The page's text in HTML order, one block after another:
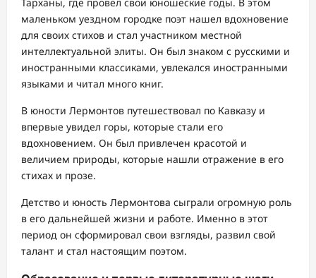
маленьком уездном городке поэт нашел вдохновение
для своих стихов и стал участником местной
интеллектуальной элиты. Он был знаком с русскими и
иностранными классиками, увлекался иностранными
языками и читал много книг.
В юности Лермонтов путешествовал по Кавказу и
впервые увидел горы, которые стали его
вдохновением. Он был привлечен красотой и
величием природы, которые нашли отражение в его
стихах и прозе.
Детство и юность Лермонтова сыграли огромную роль
в его дальнейшей жизни и работе. Именно в этот
период он сформировал свои взгляды, развил свой
талант и стал настоящим поэтом.